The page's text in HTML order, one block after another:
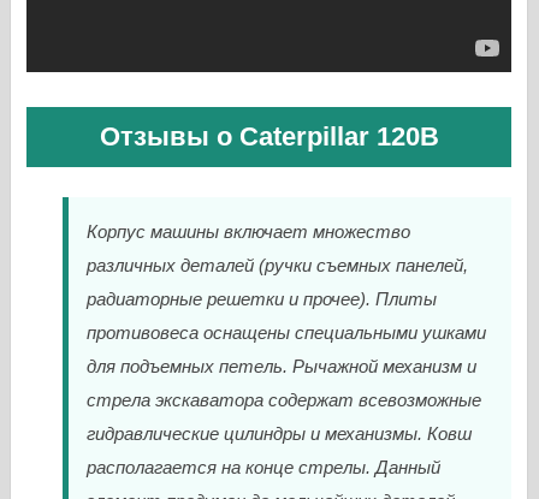
Отзывы о Caterpillar 120B
Корпус машины включает множество
различных деталей (ручки съемных панелей,
радиаторные решетки и прочее). Плиты
противовеса оснащены специальными ушками
для подъемных петель. Рычажной механизм и
стрела экскаватора содержат всевозможные
гидравлические цилиндры и механизмы. Ковш
располагается на конце стрелы. Данный